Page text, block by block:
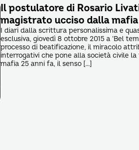
Il postulatore di Rosario
magistrato ucciso dalla mafia
I diari dalla scrittura personalissima e
esclusiva, giovedì 8 ottobre 2015 a ‘Bel
processo di beatificazione, il miracolo
interrogativi che pone alla società civile
mafia 25 anni fa, il senso […]